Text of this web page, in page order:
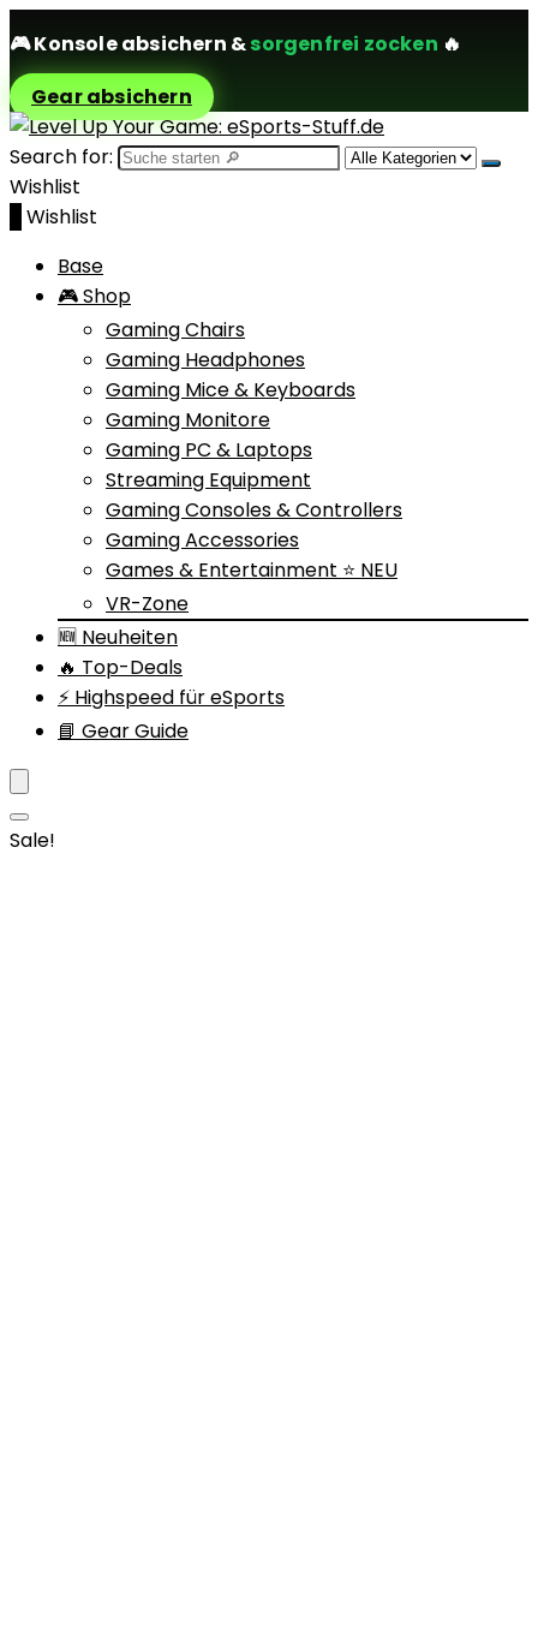
🎮Konsole absichern &sorgenfrei zocken 🔥
Gear absichern
Search for:
Wishlist
Wishlist
Base
🎮 Shop
Gaming Chairs
Gaming Headphones
Gaming Mice & Keyboards
Gaming Monitore
Gaming PC & Laptops
Streaming Equipment
Gaming Consoles & Controllers
Gaming Accessories
Games & Entertainment ⭐ NEU
VR-Zone
🆕 Neuheiten
🔥 Top-Deals
⚡ Highspeed für eSports
📘 Gear Guide
Sale!